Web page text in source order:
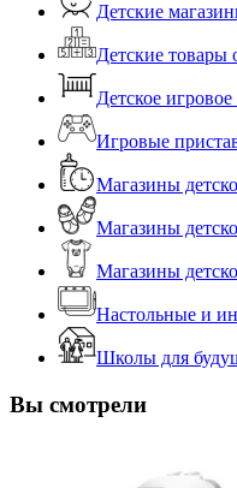
Детские
Детские товары
Детское
Игровые
Магазины
Магазины
Магазины
Настольные и
Школы для
Вы смотрели